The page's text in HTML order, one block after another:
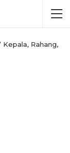
Kepala, Rahang,